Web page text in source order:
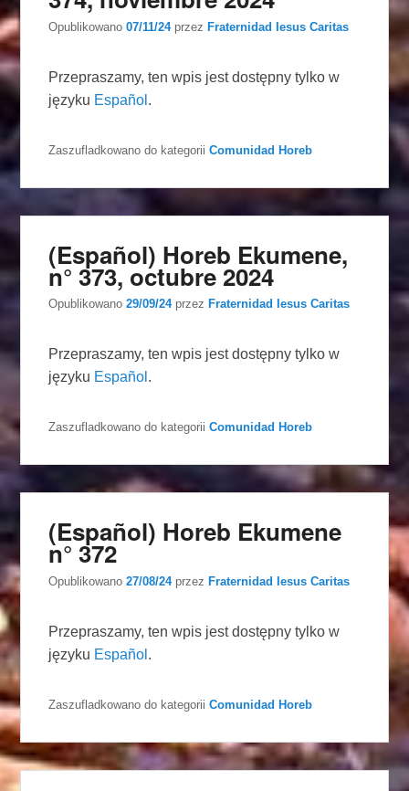
Opublikowano07/11/24 przezFraternidad Iesus Caritas
Przepraszamy, ten wpis jest dostępny tylko w
języku Español .
Zaszufladkowano do kategorii Comunidad Horeb
(Español) Horeb Ekumene,
n° 373, octubre 2024
Opublikowano29/09/24 przez Fraternidad Iesus Caritas
Przepraszamy, ten wpis jest dostępny tylko w
języku Español .
Zaszufladkowano do kategorii Comunidad Horeb
(Español) Horeb Ekumene
n° 372
Opublikowano27/08/24 przez Fraternidad Iesus Caritas
Przepraszamy, ten wpis jest dostępny tylko w
języku Español .
Zaszufladkowano do kategorii Comunidad Horeb